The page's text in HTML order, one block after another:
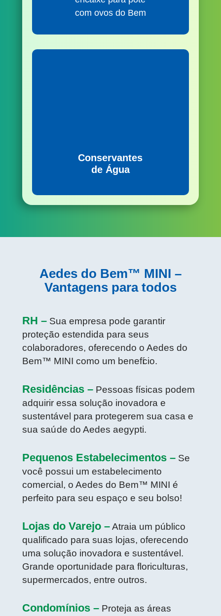
com ovos do Bem
Conservantes
de Água
Aedes do Bem™ MINI –
Vantagens para todos
RH –Sua empresa pode garantir
proteção estendida para seus
colaboradores, oferecendo o Aedes do
Bem™ MINI como um benefício.
Residências –Pessoas físicas podem
adquirir essa solução inovadora e
sustentável para protegerem sua casa e
sua saúde do Aedes aegypti.
Pequenos Estabelecimentos –Se
você possui um estabelecimento
comercial, o Aedes do Bem™ MINI é
perfeito para seu espaço e seu bolso!
Lojas do Varejo –Atraia um público
qualificado para suas lojas, oferecendo
uma solução inovadora e sustentável.
Grande oportunidade para floriculturas,
supermercados, entre outros.
Condomínios –Proteja as áreas